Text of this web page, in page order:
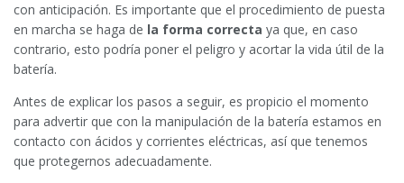
con anticipación. Es importante que el procedimiento de puesta
en marcha se haga de la forma correcta ya que, en caso
contrario, esto podría poner el peligro y acortar la vida útil de la
batería.
Antes de explicar los pasos a seguir, es propicio el momento
para advertir que con la manipulación de la batería estamos en
contacto con ácidos y corrientes eléctricas, así que tenemos
que protegernos adecuadamente.